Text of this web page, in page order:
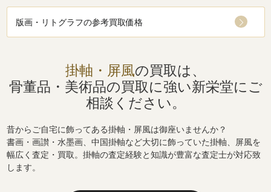
版画・リトグラフの参考買取価格
掛軸・屏風の買取は、
骨董品・美術品の買取に強い新栄堂にご
相談ください。
昔からご自宅に飾ってある掛軸・屏風は御座いませんか？
書画・画讃・水墨画、中国掛軸など大切に飾っていた掛軸、屏風を
幅広く査定・買取。掛軸の査定経験と知識が豊富な査定士が対応致
します。